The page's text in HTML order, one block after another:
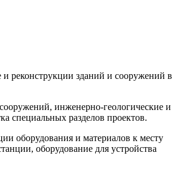
реконструкции зданий и сооружений в
инженерно-геологические и
специальных разделов проектов.
оборудования и материалов к месту
оборудование для устройства